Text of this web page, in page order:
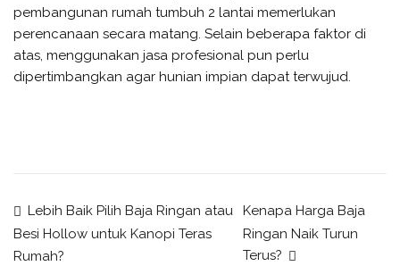
pembangunan rumah tumbuh 2 lantai memerlukan
perencanaan secara matang. Selain beberapa faktor di
atas, menggunakan jasa profesional pun perlu
dipertimbangkan agar hunian impian dapat terwujud.
Post
Lebih Baik Pilih Baja Ringan atau
Besi Hollow untuk Kanopi Teras
Rumah?
Kenapa Harga Baja
Ringan Naik Turun
Terus?